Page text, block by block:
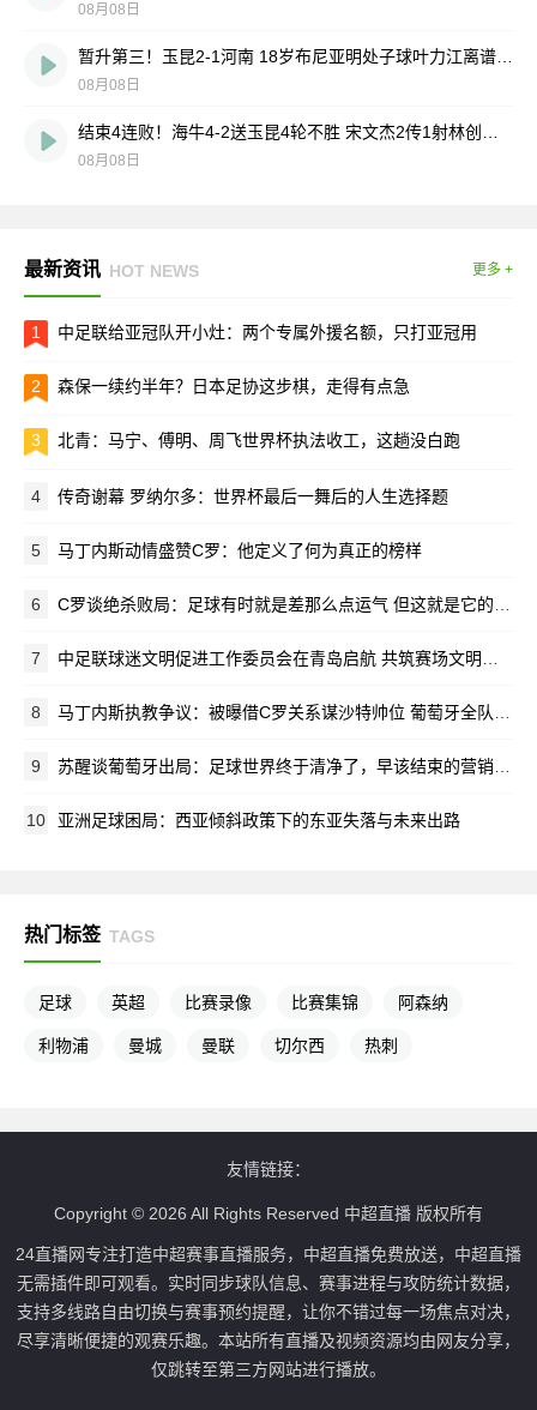
08月08日
08月08日
08月08日
最新资讯 HOT NEWS 更多 +
1 中足联给亚冠队开小灶：两个专属外援名额，只打亚冠用
2 森保一续约半年？日本足协这步棋，走得有点急
3 北青：马宁、傅明、周飞世界杯执法收工，这趟没白跑
4 传奇谢幕 罗纳尔多：世界杯最后一舞后的人生选择题
5 马丁内斯动情盛赞C罗：他定义了何为真正的榜样
6 C罗谈绝杀败局：足球有时就是差那么点运气 但这就是它的魅力所在
7 中足联球迷文明促进工作委员会在青岛启航 共筑赛场文明新生态
8 马丁内斯执教争议：被曝借C罗关系谋沙特帅位 葡萄牙全队离心离德
9 苏醒谈葡萄牙出局：足球世界终于清净了，早该结束的营销闹剧
10 亚洲足球困局：西亚倾斜政策下的东亚失落与未来出路
热门标签 TAGS
足球 英超 比赛录像 比赛集锦 阿森纳
利物浦 曼城 曼联 切尔西 热刺
友情链接：
Copyright © 2026 All Rights Reserved 中超直播 版权所有
24直播网专注打造中超赛事直播服务，中超直播免费放送，中超直播
无需插件即可观看。实时同步球队信息、赛事进程与攻防统计数据，
支持多线路自由切换与赛事预约提醒，让你不错过每一场焦点对决，
尽享清晰便捷的观赛乐趣。本站所有直播及视频资源均由网友分享，
仅跳转至第三方网站进行播放。